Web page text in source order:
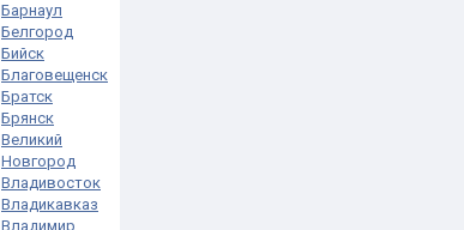
Барнаул
Белгород
Бийск
Благовещенск
Братск
Брянск
Великий
Новгород
Владивосток
Владикавказ
Владимир